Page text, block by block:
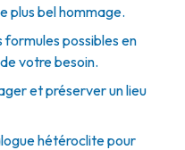
plus bel hommage.
formules possibles en
votre besoin.
et préserver un lieu
hétéroclite pour